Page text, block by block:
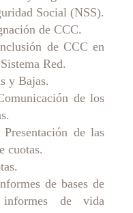
Social (NSS).
de CCC.
de CCC en
Red.
Bajas.
de los
de las
cuotas.
de bases de
de vida